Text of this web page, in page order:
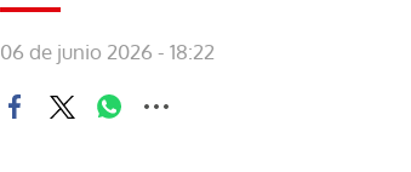
06 de junio 2026 - 18:22